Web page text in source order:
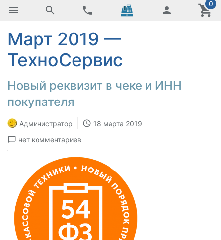
0
Март 2019 —
ТехноСервис
Новый реквизит в чеке и ИНН
покупателя
Администратор
18 марта 2019
нет комментариев